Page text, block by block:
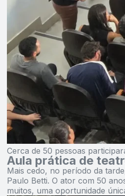
Cerca de 50 pessoas
Aula prática de
Mais cedo, no período da
Paulo Betti. O ator com 50
muitos, uma oportunidade